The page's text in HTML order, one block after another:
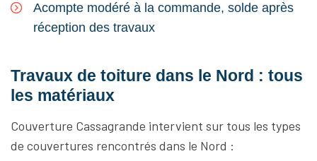
Acompte modéré à la commande, solde après
réception des travaux
Travaux de toiture dans le Nord : tous
les matériaux
Couverture Cassagrande intervient sur tous les types
de couvertures rencontrés dans le Nord :